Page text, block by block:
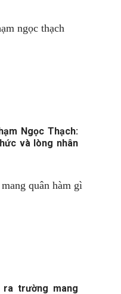
Ngọc Thạch:
và lòng nhân
ra trường mang